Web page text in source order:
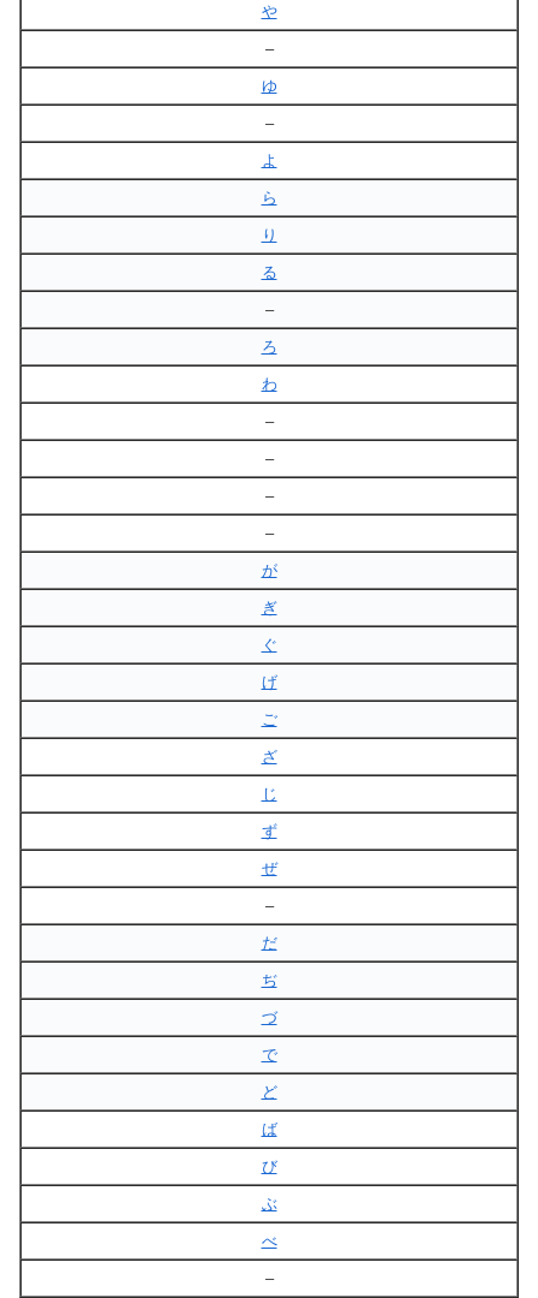
や
–
ゆ
–
よ
ら
り
る
–
ろ
わ
–
–
–
–
が
ぎ
ぐ
げ
ご
ざ
じ
ず
ぜ
–
だ
ぢ
づ
で
ど
ば
び
ぶ
べ
–